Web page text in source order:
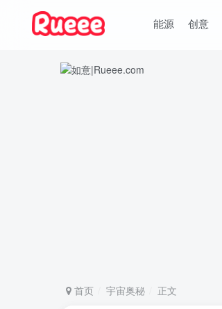
能源 创意
首页 宇宙奥秘 正文